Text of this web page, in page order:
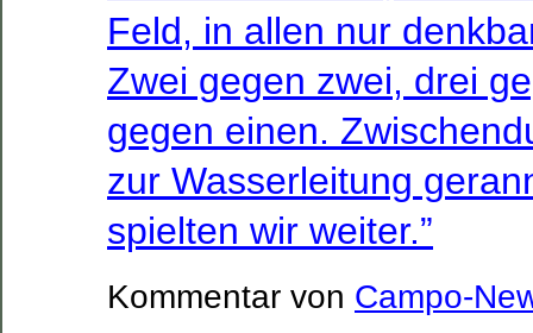
Feld, in allen nur
Zwei gegen zwei, drei
gegen einen.
zur Wasserleitung
spielten wir weiter.”
Kommentar von Campo-